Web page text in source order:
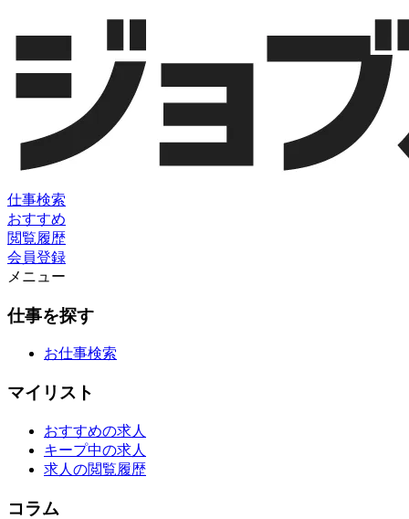
仕事検索
おすすめ
閲覧履歴
会員登録
メニュー
仕事を探す
お仕事検索
マイリスト
おすすめの求人
キープ中の求人
求人の閲覧履歴
コラム